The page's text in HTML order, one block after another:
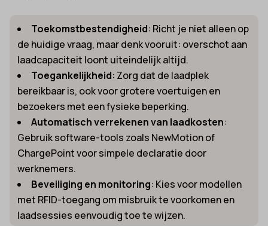
Toekomstbestendigheid: Richt je niet alleen op
de huidige vraag, maar denk vooruit: overschot aan
laadcapaciteit loont uiteindelijk altijd.
Toegankelijkheid: Zorg dat de laadplek
bereikbaar is, ook voor grotere voertuigen en
bezoekers met een fysieke beperking.
Automatisch verrekenen van laadkosten:
Gebruik software-tools zoals NewMotion of
ChargePoint voor simpele declaratie door
werknemers.
Beveiliging en monitoring: Kies voor modellen
met RFID-toegang om misbruik te voorkomen en
laadsessies eenvoudig toe te wijzen.